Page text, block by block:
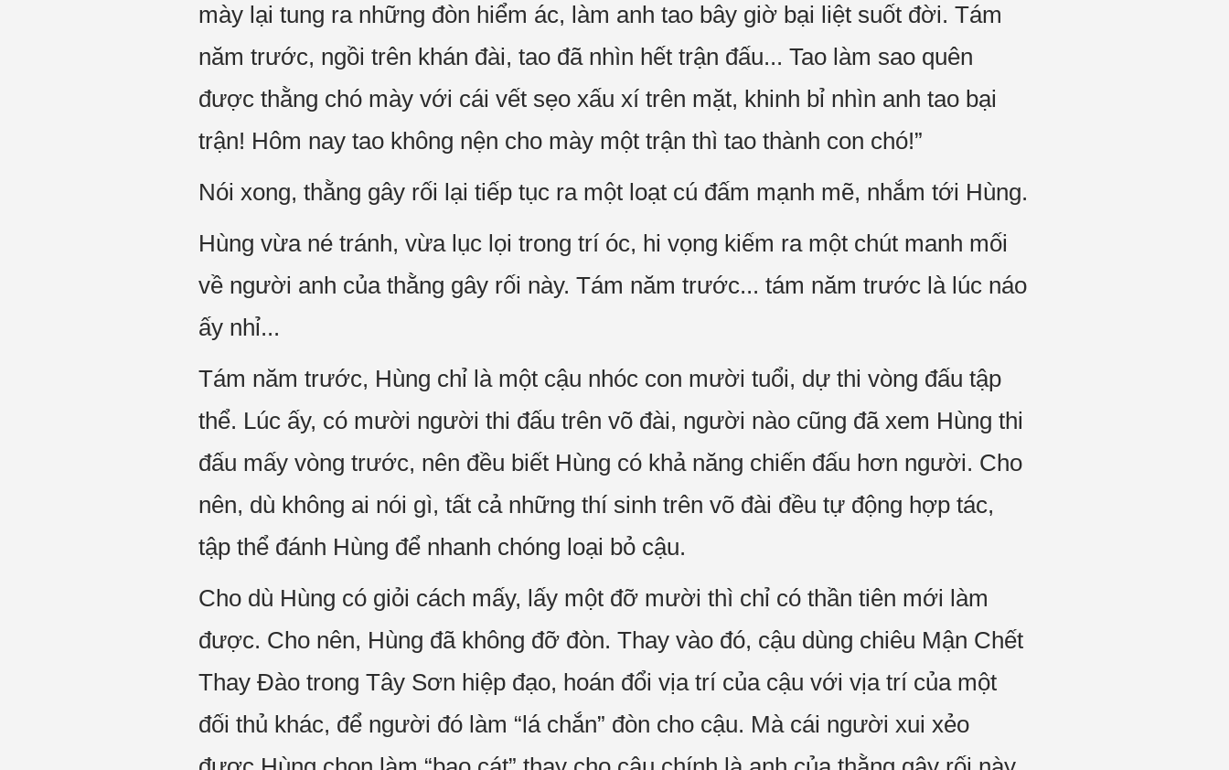
mày lại tung ra những đòn hiểm ác, làm anh tao bây giờ bại liệt suốt đời. Tám
năm trước, ngồi trên khán đài, tao đã nhìn hết trận đấu... Tao làm sao quên
được thằng chó mày với cái vết sẹo xấu xí trên mặt, khinh bỉ nhìn anh tao bại
trận! Hôm nay tao không nện cho mày một trận thì tao thành con chó!”
Nói xong, thằng gây rối lại tiếp tục ra một loạt cú đấm mạnh mẽ, nhắm tới Hùng.
Hùng vừa né tránh, vừa lục lọi trong trí óc, hi vọng kiếm ra một chút manh mối
về người anh của thằng gây rối này. Tám năm trước... tám năm trước là lúc náo
ấy nhỉ...
Tám năm trước, Hùng chỉ là một cậu nhóc con mười tuổi, dự thi vòng đấu tập
thể. Lúc ấy, có mười người thi đấu trên võ đài, người nào cũng đã xem Hùng thi
đấu mấy vòng trước, nên đều biết Hùng có khả năng chiến đấu hơn người. Cho
nên, dù không ai nói gì, tất cả những thí sinh trên võ đài đều tự động hợp tác,
tập thể đánh Hùng để nhanh chóng loại bỏ cậu.
Cho dù Hùng có giỏi cách mấy, lấy một đỡ mười thì chỉ có thần tiên mới làm
được. Cho nên, Hùng đã không đỡ đòn. Thay vào đó, cậu dùng chiêu Mận Chết
Thay Đào trong Tây Sơn hiệp đạo, hoán đổi vịa trí của cậu với vịa trí của một
đối thủ khác, để người đó làm “lá chắn” đòn cho cậu. Mà cái người xui xẻo